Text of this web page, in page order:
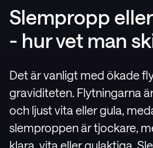
Slempropp
- hur vet man
Det är vanligt med ökade
graviditeten. Flytningarna
och ljust vita eller gula,
slemproppen är tjockare,
klara, vita eller gulaktiga.